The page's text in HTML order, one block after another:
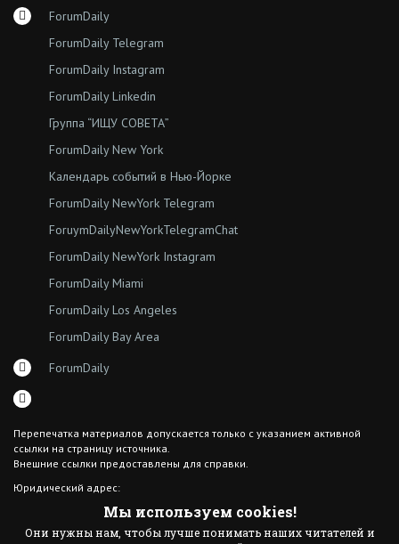
ForumDaily
ForumDaily Telegram
ForumDaily Instagram
ForumDaily Linkedin
Группа “ИЩУ СОВЕТА”
ForumDaily New York
Календарь событий в Нью-Йорке
ForumDaily NewYork Telegram
ForuymDailyNewYorkTelegramChat
ForumDaily NewYork Instagram
ForumDaily Miami
ForumDaily Los Angeles
ForumDaily Bay Area
ForumDaily
Перепечатка материалов допускается только с указанием активной
ссылки на страницу источника.
Внешние ссылки предоставлены для справки.
Юридический адрес:
Brooklyn NY 11204Мы используем cookies!
Они нужны нам, чтобы лучше понимать наших читателей и